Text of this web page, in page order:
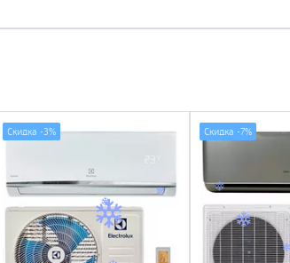
Скидка -3% Скидка -7%